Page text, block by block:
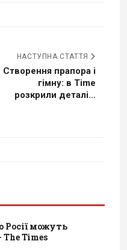
НАСТУПНА СТАТТЯ
Створення прапора і
гімну: в Time
розкрили деталі...
Росії можуть
Times